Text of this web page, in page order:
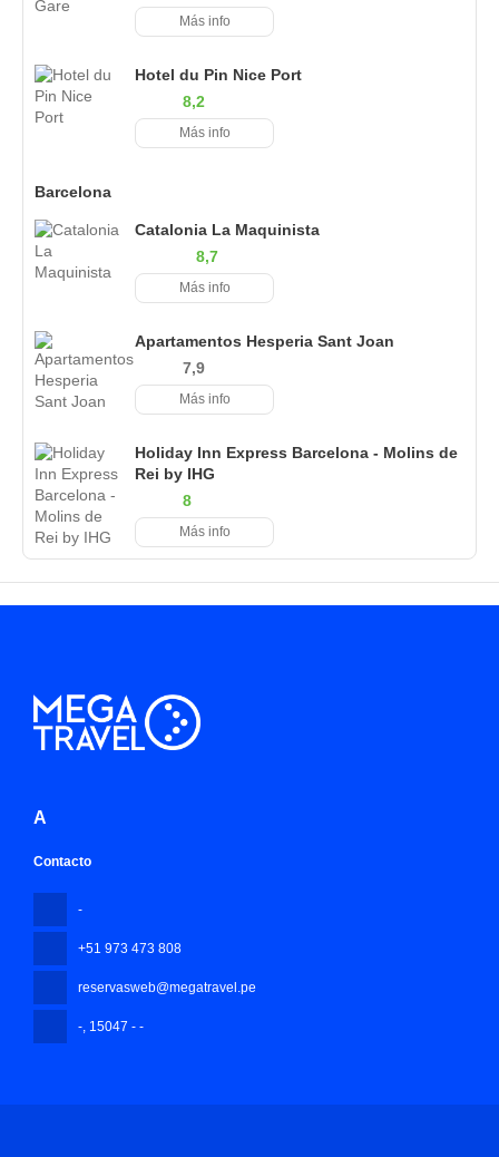
Más info
Hotel du Pin Nice Port
8,2
Más info
Barcelona
Catalonia La Maquinista
8,7
Más info
Apartamentos Hesperia Sant Joan
7,9
Más info
Holiday Inn Express Barcelona - Molins de
Rei by IHG
8
Más info
A
Contacto
-
+51 973 473 808
reservasweb@megatravel.pe
- , 15047 - -